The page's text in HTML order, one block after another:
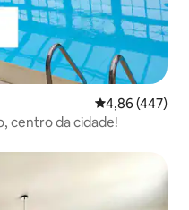
4,86 de uma
4,86 (447)
centro da cidade!